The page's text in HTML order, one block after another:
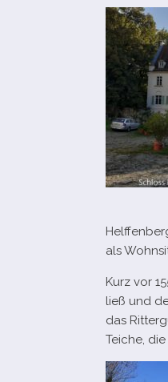
als
Kurz vor
ließ und
das
Teiche,